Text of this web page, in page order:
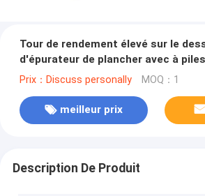
Tour de rendement élevé sur le
d'épurateur de plancher avec à piles
Prix：Discuss personally MOQ：1
meilleur prix
Description De Produit